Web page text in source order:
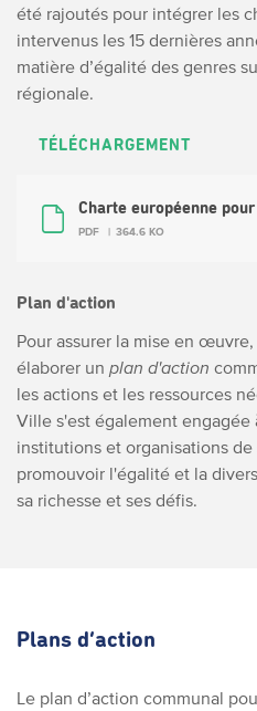
été rajoutés pour intégrer les
intervenus les 15 dernières
matière d’égalité des genres
régionale.
TÉLÉCHARGEMENT
PDF 364.6 KO
Plan d'action
Pour assurer la mise en
élaborer un plan d'action
les actions et les ressources
Ville s'est également engagée
institutions et organisations
promouvoir l'égalité et la
sa richesse et ses défis.
Plans d’action
Le plan d’action communal